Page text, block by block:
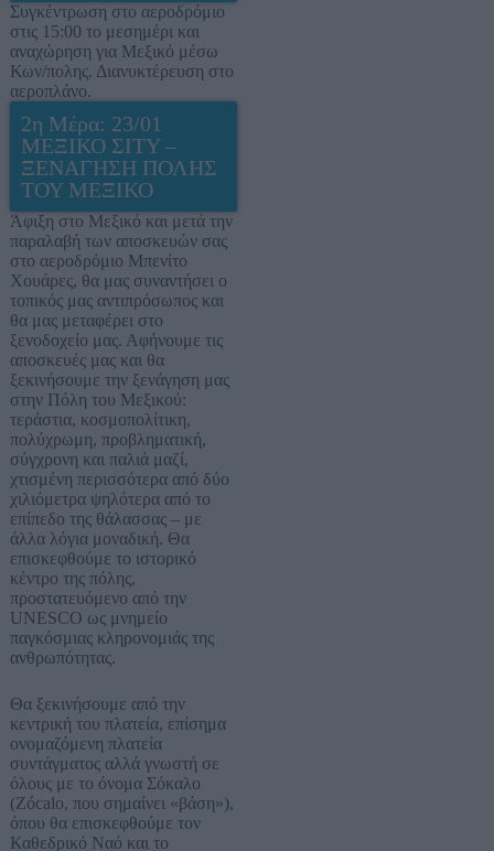
Συγκέντρωση στο αεροδρόμιο
στις 15:00 το μεσημέρι και
αναχώρηση για Μεξικό μέσω
Κων/πολης. Διανυκτέρευση στο
αεροπλάνο.
2η Μέρα: 23/01
ΜΕΞΙΚΟ ΣΙΤΥ –
ΞΕΝΑΓΗΣΗ ΠΟΛΗΣ
ΤΟΥ ΜΕΞΙΚΟ
Άφιξη στο Μεξικό και μετά την
παραλαβή των αποσκευών σας
στο αεροδρόμιο Μπενίτο
Χουάρες, θα μας συναντήσει ο
τοπικός μας αντιπρόσωπος και
θα μας μεταφέρει στο
ξενοδοχείο μας. Αφήνουμε τις
αποσκευές μας και θα
ξεκινήσουμε την ξενάγηση μας
στην Πόλη του Μεξικού:
τεράστια, κοσμοπολίτικη,
πολύχρωμη, προβληματική,
σύγχρονη και παλιά μαζί,
χτισμένη περισσότερα από δύο
χιλιόμετρα ψηλότερα από το
επίπεδο της θάλασσας – με
άλλα λόγια μοναδική. Θα
επισκεφθούμε το ιστορικό
κέντρο της πόλης,
προστατευόμενο από την
UNESCO ως μνημείο
παγκόσμιας κληρονομιάς της
ανθρωπότητας.
Θα ξεκινήσουμε από την
κεντρική του πλατεία, επίσημα
ονομαζόμενη πλατεία
συντάγματος αλλά γνωστή σε
όλους με το όνομα Σόκαλο
(Zócalo, που σημαίνει «βάση»),
όπου θα επισκεφθούμε τον
Καθεδρικό Ναό και το